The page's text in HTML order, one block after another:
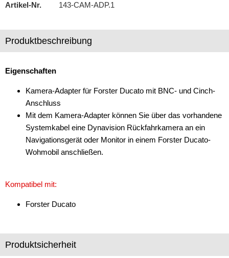
Pioneer
Road Angel
Soundprozessoren
Subwoofer
Verstärker
Zubehör
Artikel-Nr.
143-CAM-ADP.1
Produktbeschreibung
Eigenschaften
Kamera-Adapter für Forster Ducato mit BNC- und Cinch-
Anschluss
Mit dem Kamera-Adapter können Sie über das vorhandene
Systemkabel eine Dynavision Rückfahrkamera an ein
Navigationsgerät oder Monitor in einem Forster Ducato-
Wohmobil anschließen.
Kompatibel mit:
Forster Ducato
Produktsicherheit